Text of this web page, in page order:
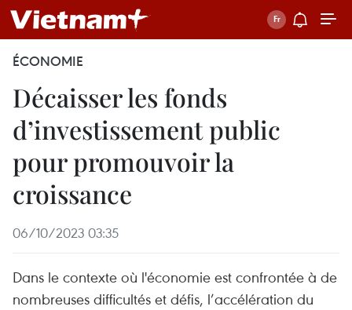
ÉCONOMIE
Décaisser les fonds
d’investissement public
pour promouvoir la
croissance
06/10/2023 03:35
Dans le contexte où l'économie est confrontée à de
nombreuses difficultés et défis, l’accélération du